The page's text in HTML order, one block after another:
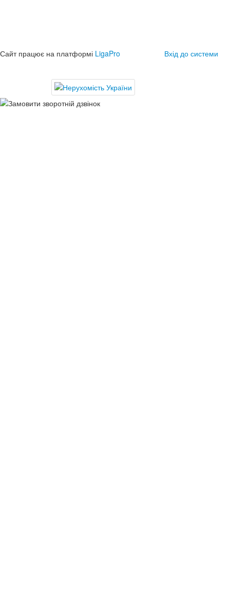
Сайт працює на платформі LigaPro Вхід до системи